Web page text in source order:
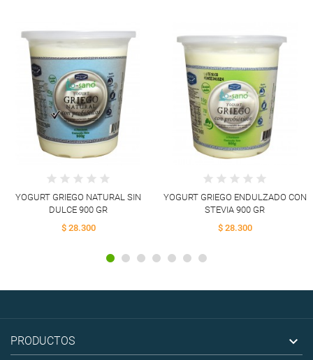
YOGURT GRIEGO NATURAL SIN
DULCE 900 GR
$ 28.300
YOGURT GRIEGO ENDULZADO CON
STEVIA 900 GR
$ 28.300
PRODUCTOS 